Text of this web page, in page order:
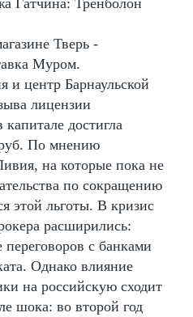
Тверь -
Муром.
и центр Барнаульской
лицензии
достигла
По мнению
на которые пока не
по сокращению
этой льготы. В кризис
расширились:
переговоров с банками
Однако влияние
на российскую сходит
шока: во второй год